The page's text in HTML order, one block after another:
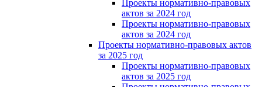
Проекты нормативно-правовых
актов за 2024 год
Проекты нормативно-правовых
актов за 2024 год
Проекты нормативно-правовых актов
за 2025 год
Проекты нормативно-правовых
актов за 2025 год